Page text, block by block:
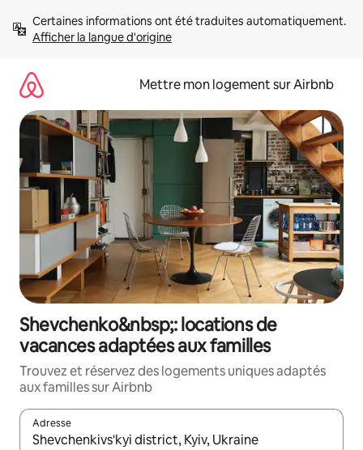
directement
Afficher la langue d'origine
Mettre mon logement sur Airbnb
Shevchenko&nbsp;: locations de
vacances adaptées aux familles
Trouvez et réservez des logements uniques adaptés
aux familles sur Airbnb
Adresse
Lorsque les résultats s'affichent, utilisez les flèches vers le